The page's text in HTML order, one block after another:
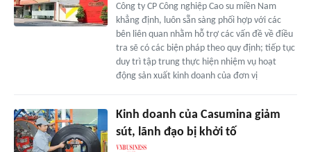
Công ty CP Công nghiệp Cao su miền Nam
khẳng định, luôn sẵn sàng phối hợp với các
bên liên quan nhằm hỗ trợ các vấn đề về điều
tra sẽ có các biện pháp theo quy định; tiếp tục
duy trì tập trung thực hiện nhiệm vụ hoạt
động sản xuất kinh doanh của đơn vị
Kinh doanh của Casumina giảm
sút, lãnh đạo bị khởi tố